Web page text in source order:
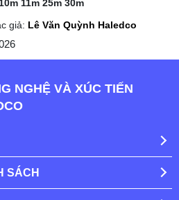
11m 25m 30m
giả: Lê Văn Quỳnh Haledco
NGHỆ VÀ XÚC TIẾN
SÁCH